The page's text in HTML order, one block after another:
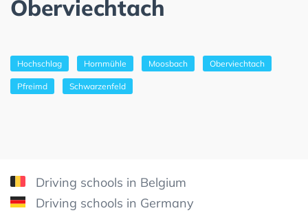
Oberviechtach
Hochschlag Hornmühle Moosbach Oberviechtach
Pfreimd Schwarzenfeld
Driving schools in Belgium
Driving schools in Germany